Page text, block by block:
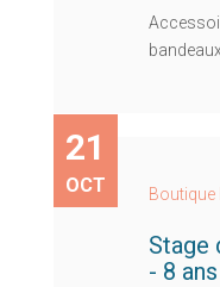
bandeaux
21
OCT Boutique
Stage
- 8